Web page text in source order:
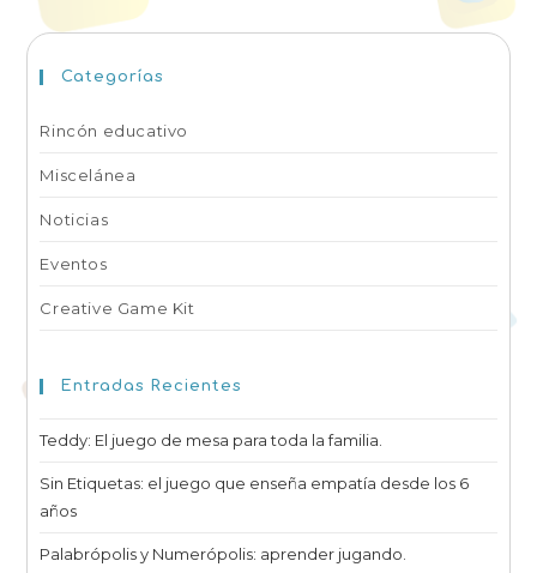
Categorías
Rincón educativo
Miscelánea
Noticias
Eventos
Creative Game Kit
Entradas Recientes
Teddy: El juego de mesa para toda la familia.
Sin Etiquetas: el juego que enseña empatía desde los 6
años
Palabrópolis y Numerópolis: aprender jugando.